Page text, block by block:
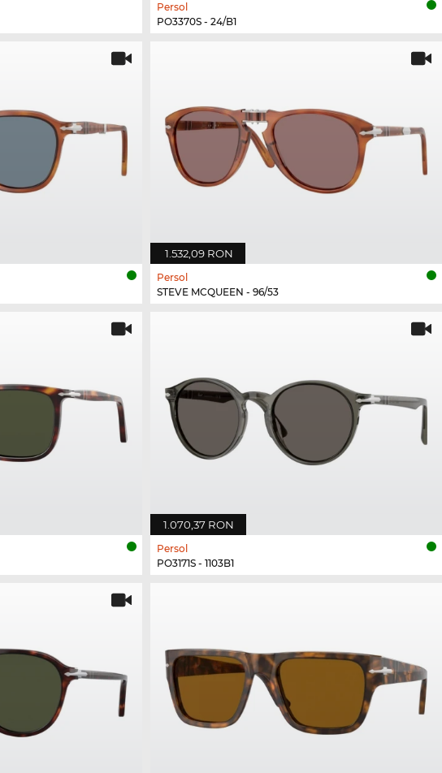
Persol
PO3370S - 24/B1
1.532,09 RON
Persol
STEVE MCQUEEN - 96/53
1.070,37 RON
Persol
PO3171S - 1103B1